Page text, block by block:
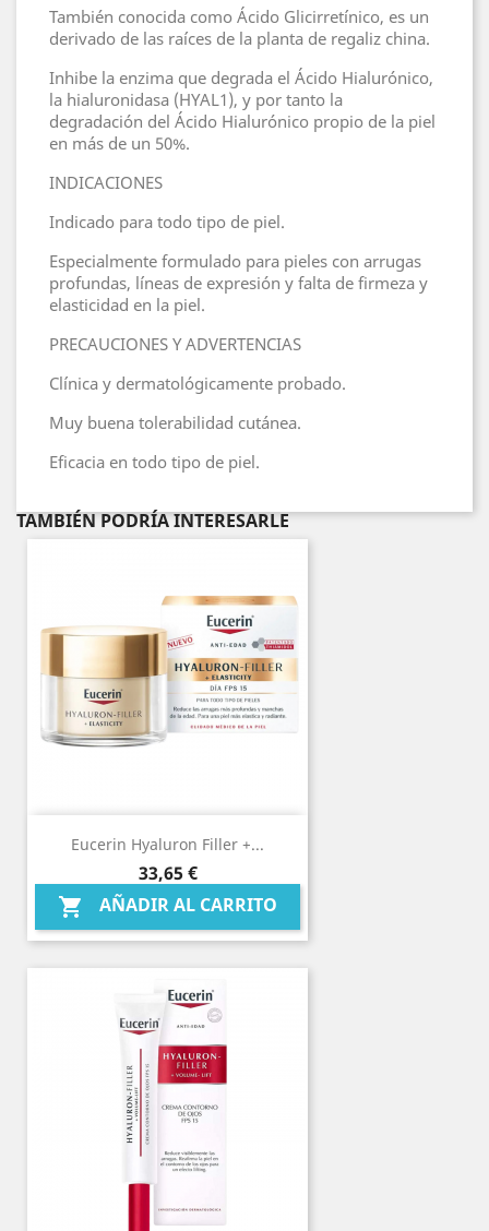
También conocida como Ácido Glicirretínico, es un
derivado de las raíces de la planta de regaliz china.
Inhibe la enzima que degrada el Ácido Hialurónico,
la hialuronidasa (HYAL1), y por tanto la
degradación del Ácido Hialurónico propio de la piel
en más de un 50%.
INDICACIONES
Indicado para todo tipo de piel.
Especialmente formulado para pieles con arrugas
profundas, líneas de expresión y falta de firmeza y
elasticidad en la piel.
PRECAUCIONES Y ADVERTENCIAS
Clínica y dermatológicamente probado.
Muy buena tolerabilidad cutánea.
Eficacia en todo tipo de piel.
TAMBIÉN PODRÍA INTERESARLE
Eucerin Hyaluron Filler +...
Precio
33,65 €
 AÑADIR AL CARRITO